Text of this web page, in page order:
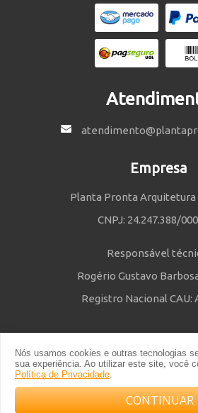
Nós usamos cookies e outras tecnologias
sua experiência. Ao utilizar este site, você
Política de Privacidade.
CONTINUAR
Compre com o
Empresa
Planta Pronta Arquitetura
CNPJ: 24.247.388/
Responsável
Rogério Gustavo
Registro Nacional CAU:
Política de Privacidade eTermos e
by Planta Pronta